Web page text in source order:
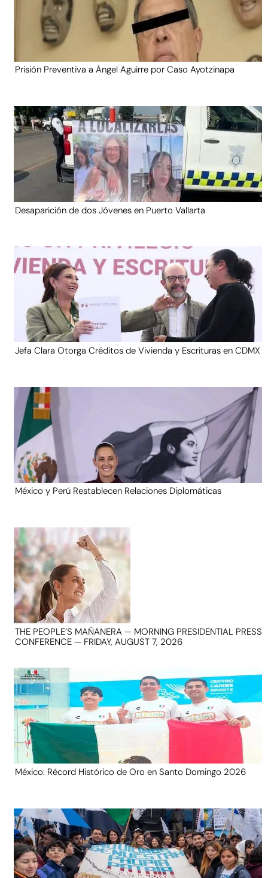
Prisión Preventiva a Ángel Aguirre por Caso Ayotzinapa
Desaparición de dos Jóvenes en Puerto Vallarta
Jefa Clara Otorga Créditos de Vivienda y Escrituras en CDMX
México y Perú Restablecen Relaciones Diplomáticas
THE PEOPLE’S MAÑANERA — MORNING PRESIDENTIAL PRESS
CONFERENCE — FRIDAY, AUGUST 7, 2026
México: Récord Histórico de Oro en Santo Domingo 2026